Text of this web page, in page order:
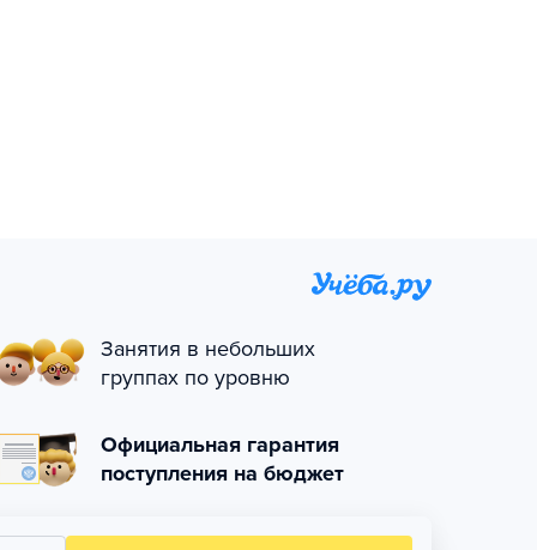
Занятия в небольших
группах по уровню
Официальная гарантия
поступления на бюджет